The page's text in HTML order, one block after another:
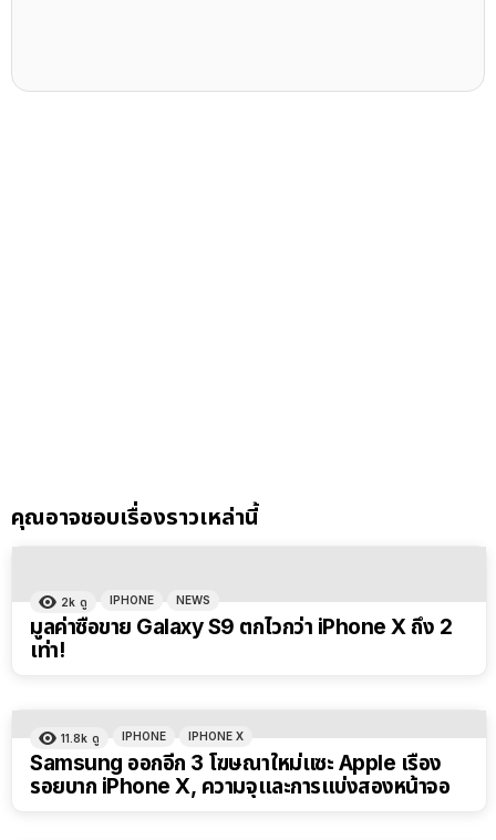
คุณอาจชอบเรื่องราวเหล่านี้
2k ดู IPHONE NEWS
มูลค่าซื้อขาย Galaxy S9 ตกไวกว่า iPhone X ถึง 2
เท่า!
11.8k ดู IPHONE IPHONE X
Samsung ออกอีก 3 โฆษณาใหม่แซะ Apple เรื่อง
รอยบาก iPhone X, ความจุและการแบ่งสองหน้าจอ